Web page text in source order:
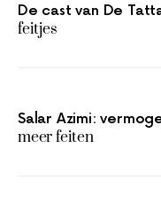
De cast van De
feitjes
Salar Azimi:
meer feiten